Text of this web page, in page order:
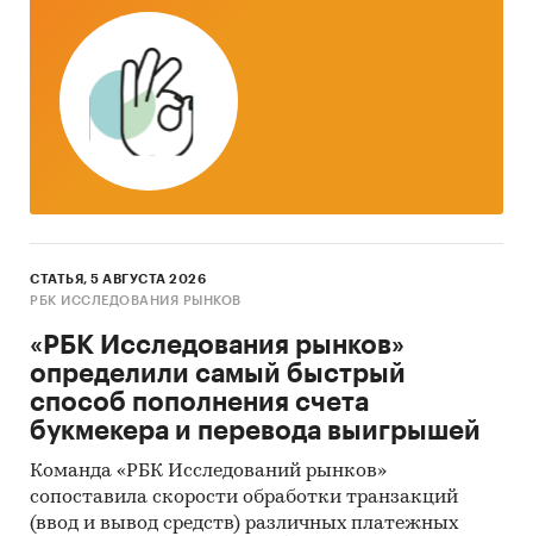
СТАТЬЯ, 5 АВГУСТА 2026
РБК ИССЛЕДОВАНИЯ РЫНКОВ
«РБК Исследования рынков»
определили самый быстрый
способ пополнения счета
букмекера и перевода выигрышей
Команда «РБК Исследований рынков»
сопоставила скорости обработки транзакций
(ввод и вывод средств) различных платежных